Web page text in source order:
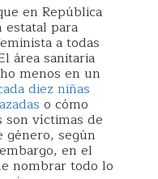
en República
estatal para
a todas
área sanitaria
menos en un
diez niñas
o cómo
son víctimas de
según
en el
nombrar todo lo